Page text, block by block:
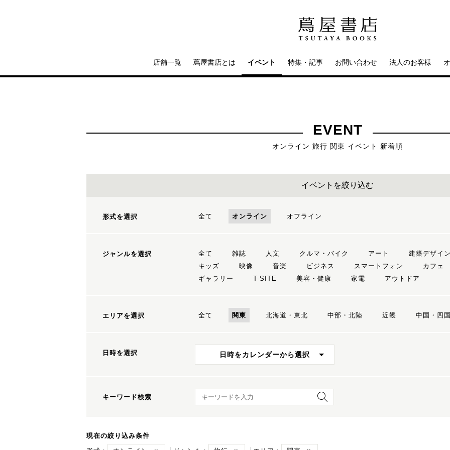
店舗一覧 蔦屋書店とは イベント 特集・記事 お問い合わせ 法人のお客様
EVENT
オンライン 旅行 関東 イベント 新着順
イベントを絞り込む
形式を選択 全て オンライン オフライン
ジャンルを選択 全て 雑誌 人文 クルマ・バイク アート 建築デザイン
キッズ
映像 音楽 ビジネス スマートフォン カフェ
ギャラリー
T-SITE 美容・健康 家電 アウトドア
エリアを選択 全て 関東 北海道・東北 中部・北陸 近畿 中国・四国
日時を選択 日時をカレンダーから選択
キーワード検索 キーワード検索
現在の絞り込み条件